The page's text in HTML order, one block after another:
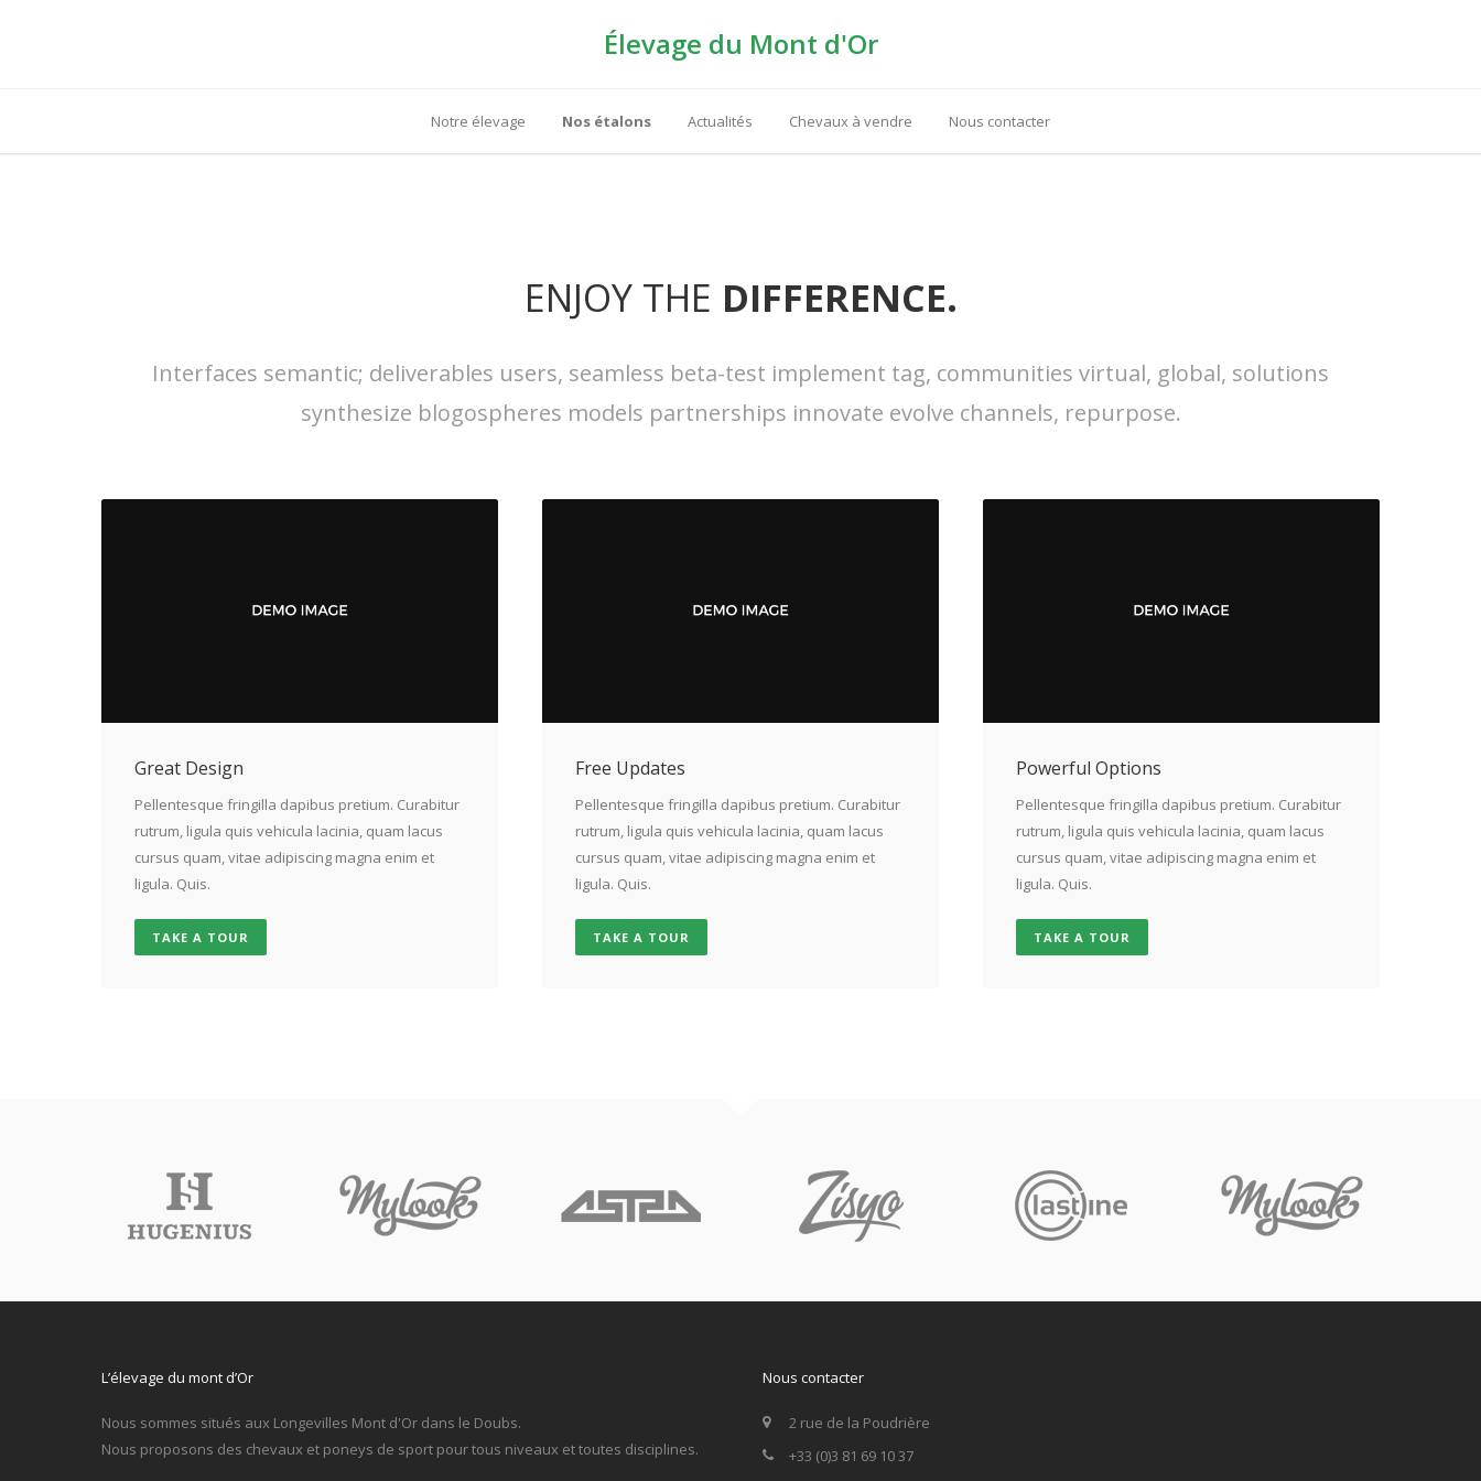
Élevage du Mont d'Or
Notre élevage Nos étalons Actualités Chevaux à vendre Nous contacter
ENJOY THE DIFFERENCE.
Interfaces semantic; deliverables users, seamless beta-test implement tag, communities virtual, global, solutions
synthesize blogospheres models partnerships innovate evolve channels, repurpose.
Great Design
Pellentesque fringilla dapibus pretium. Curabitur
rutrum, ligula quis vehicula lacinia, quam lacus
cursus quam, vitae adipiscing magna enim et
ligula. Quis.
TAKE A TOUR
Free Updates
Pellentesque fringilla dapibus pretium. Curabitur
rutrum, ligula quis vehicula lacinia, quam lacus
cursus quam, vitae adipiscing magna enim et
ligula. Quis.
TAKE A TOUR
Powerful Options
Pellentesque fringilla dapibus pretium. Curabitur
rutrum, ligula quis vehicula lacinia, quam lacus
cursus quam, vitae adipiscing magna enim et
ligula. Quis.
TAKE A TOUR
L’élevage du mont d’Or
Nous sommes situés aux Longevilles Mont d'Or dans le Doubs.
Nous proposons des chevaux et poneys de sport pour tous niveaux et toutes disciplines.
Nous contacter
2 rue de la Poudrière
+33 (0)3 81 69 10 37